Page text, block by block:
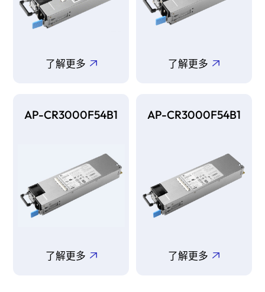
了解更多 了解更多
AP-CR3000F54B1
了解更多
AP-CR3000F54B1
了解更多